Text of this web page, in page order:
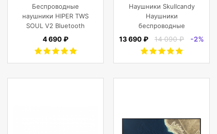
Bluetooth 5.0 гарнитура Li-
Pol 2x43mAh+380mAh,
черный
Беспроводные
наушники HIPER TWS
SOUL V2 Bluetooth
5.0 гарнитура Li-Pol
Черный
4 690 ₽
Skullcandy CRUSHER EVO
WIRELESS OVER-EAR,
черные
Наушники Skullcandy
Наушники
беспроводные
полноразмерные
WIRELESS OVER-EAR,
черные
13 690 ₽ 14 090 ₽ -2%